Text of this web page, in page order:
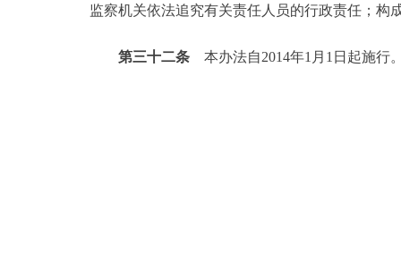
监察机关依法追究有关责任人员的行政责任；构
第三十二条 本办法自2014年1月1日起施行